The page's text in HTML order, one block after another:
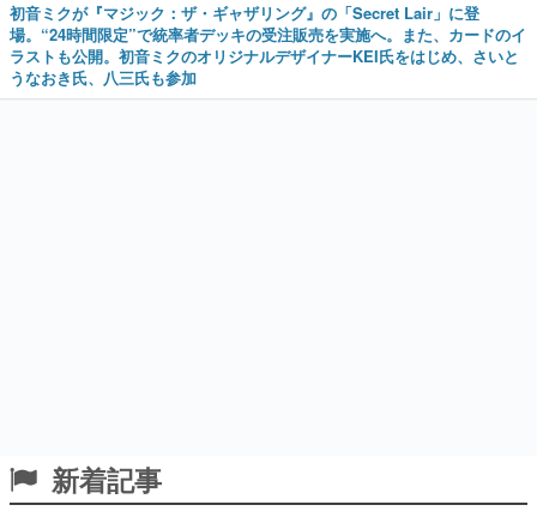
初音ミクが『マジック：ザ・ギャザリング』の「Secret Lair」に登
場。“24時間限定”で統率者デッキの受注販売を実施へ。また、カードのイ
ラストも公開。初音ミクのオリジナルデザイナーKEI氏をはじめ、さいと
うなおき氏、八三氏も参加
新着記事